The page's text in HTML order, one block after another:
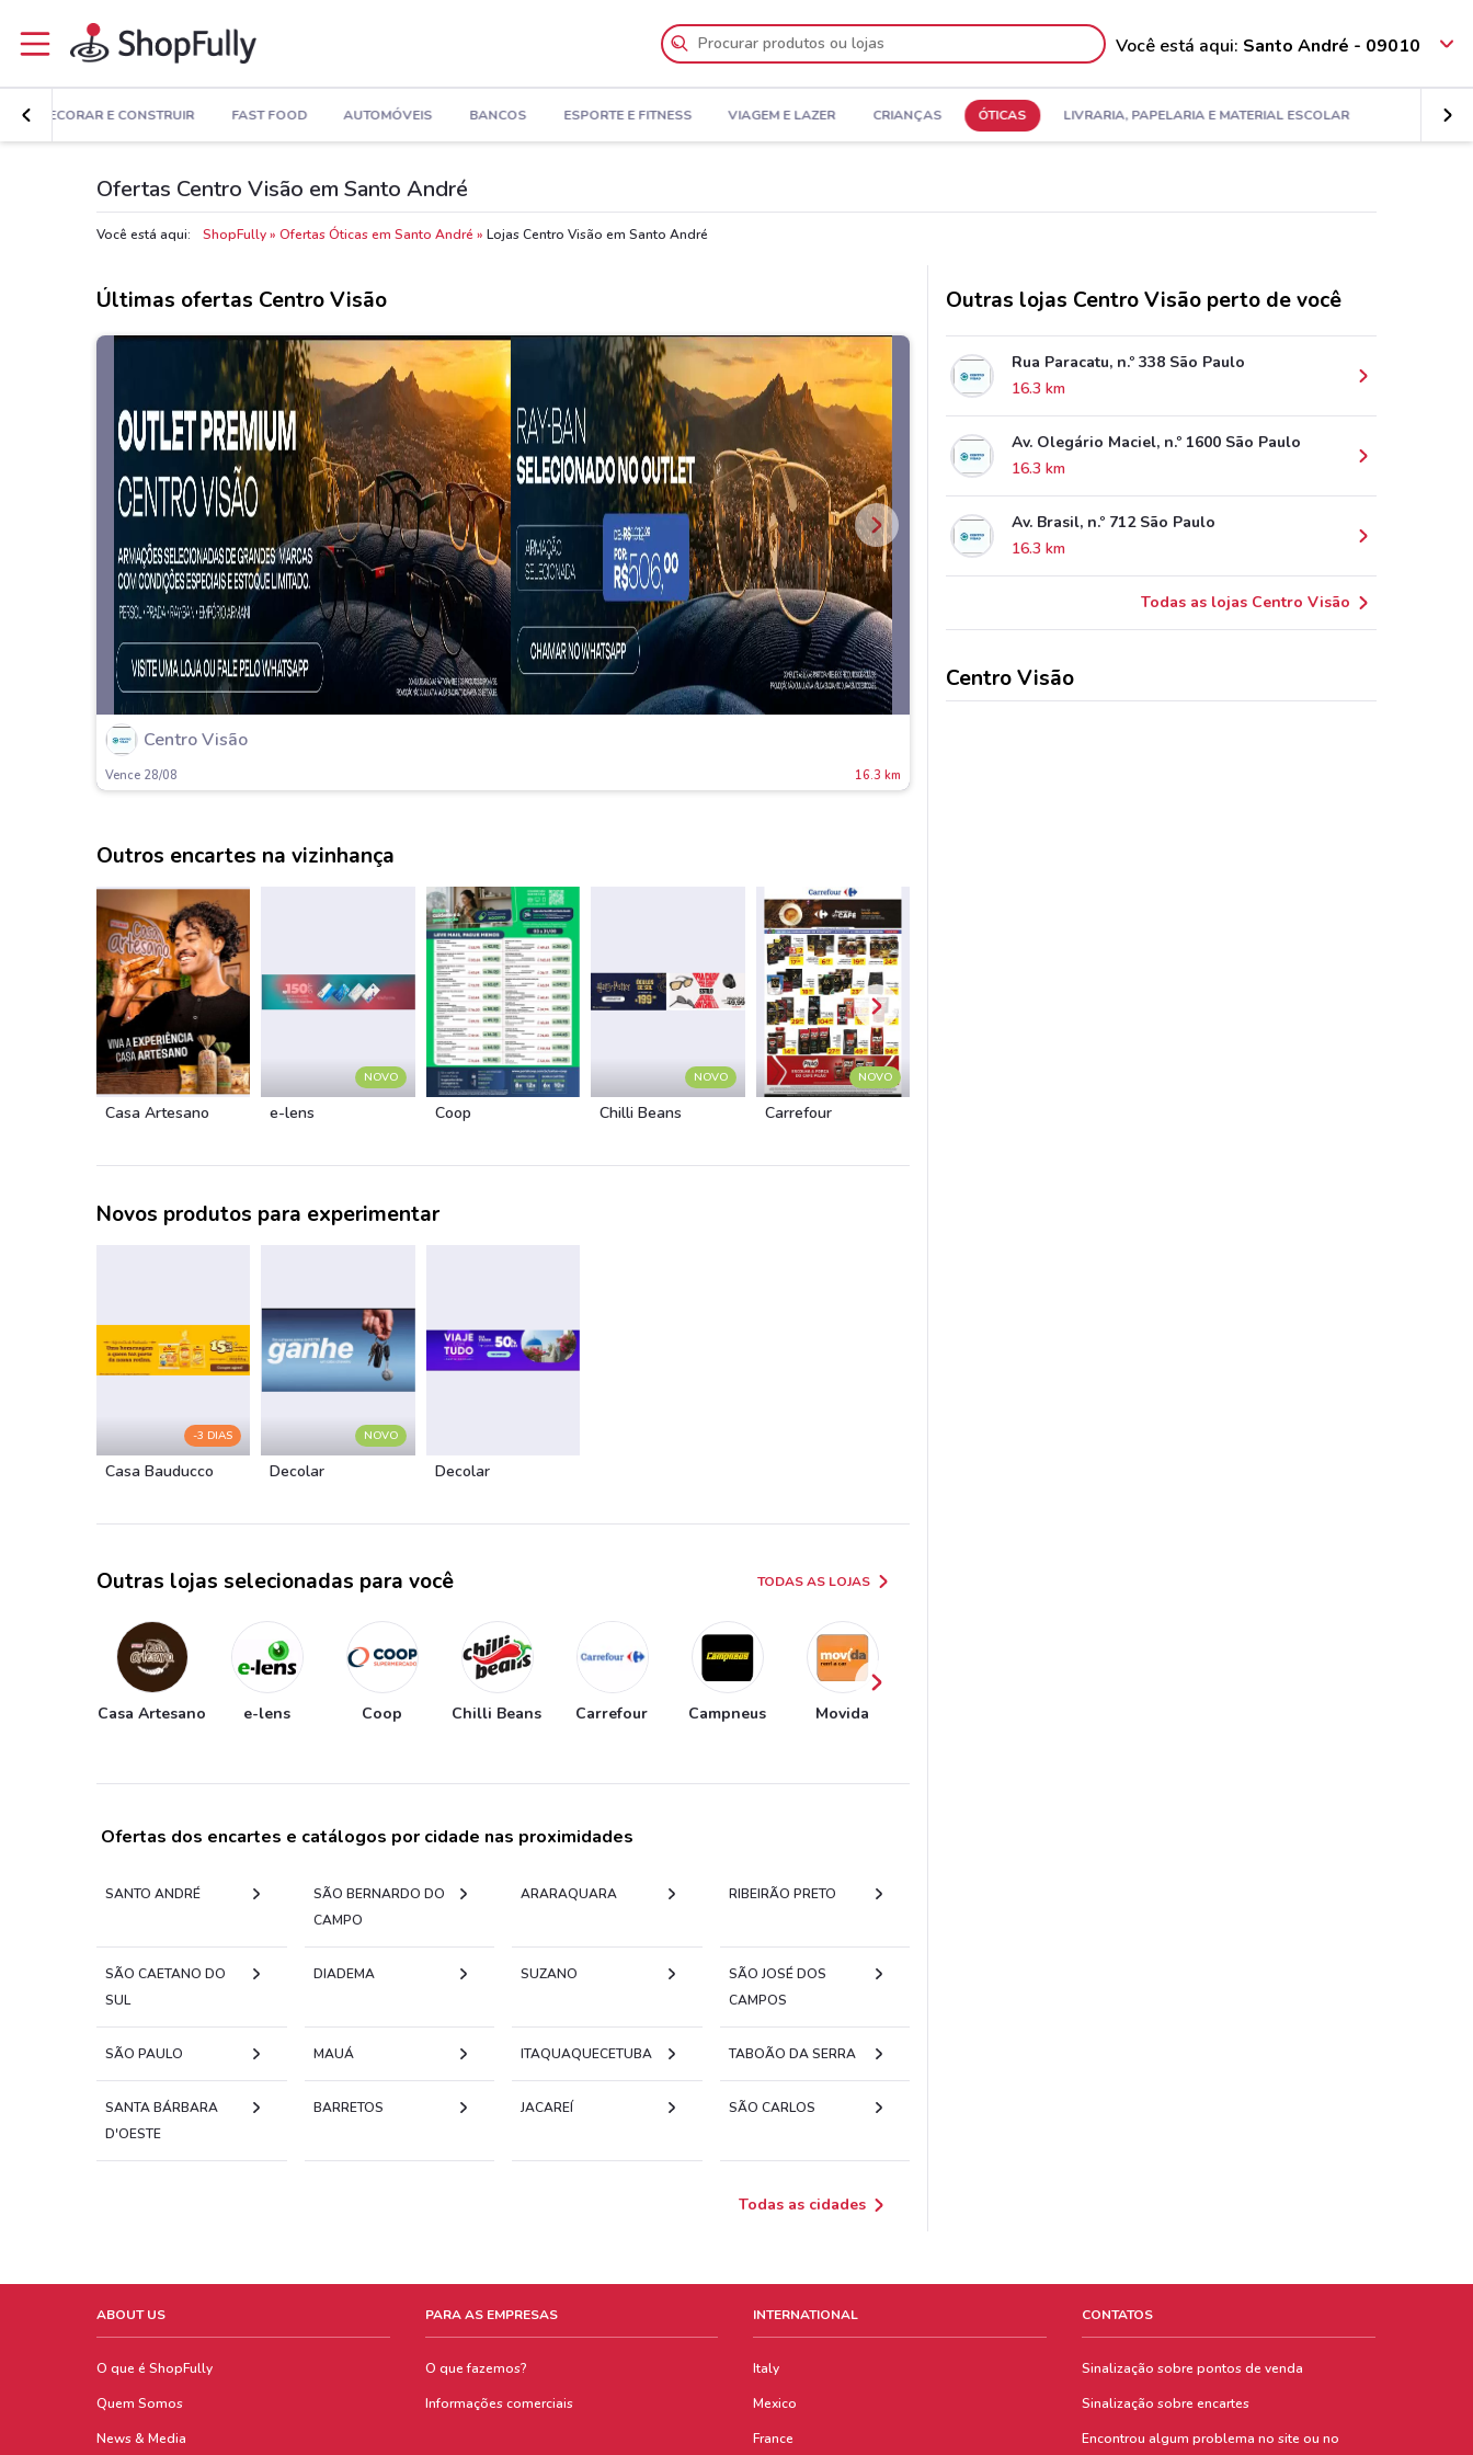
Você está aqui: Santo André - 09010
DECORAR E CONSTRUIR FAST FOOD AUTOMÓVEIS BANCOS ESPORTE E FITNESS VIAGEM E LAZER CRIANÇAS ÓTICAS LIVRARIA, PAPELARIA E MATERIAL ESCOLAR
Ofertas Centro Visão em Santo André
Você está aqui: ShopFully Ofertas Óticas em Santo André Lojas Centro Visão em Santo André
Últimas ofertas Centro Visão
Centro Visão
Vence 28/08 16.3 km
Outros encartes na vizinhança
Casa Artesano
NOVO
e-lens Coop
NOVO
Chilli Beans
NOVO
Carrefour
Novos produtos para experimentar
-3 DIAS
Casa Bauducco
NOVO
Decolar Decolar
Outras lojas selecionadas para você TODAS AS LOJAS
Casa Artesano e-lens Coop Chilli Beans Carrefour Campneus Movida
Ofertas dos encartes e catálogos por cidade nas proximidades
SANTO ANDRÉ
SÃO BERNARDO DO
CAMPO
ARARAQUARA RIBEIRÃO PRETO
SÃO CAETANO DO
SUL
DIADEMA SUZANO
SÃO JOSÉ DOS
CAMPOS
SÃO PAULO MAUÁ ITAQUAQUECETUBA TABOÃO DA SERRA
SANTA BÁRBARA
D'OESTE
BARRETOS JACAREÍ SÃO CARLOS
Todas as cidades
Outras lojas Centro Visão perto de você
Rua Paracatu, n.º 338 São Paulo
16.3 km
Av. Olegário Maciel, n.º 1600 São Paulo
16.3 km
Av. Brasil, n.º 712 São Paulo
16.3 km
Todas as lojas Centro Visão
Centro Visão
ABOUT US
O que é ShopFully
Quem Somos
News & Media
PARA AS EMPRESAS
O que fazemos?
Informações comerciais
INTERNATIONAL
Italy
Mexico
France
CONTATOS
Sinalização sobre pontos de venda
Sinalização sobre encartes
Encontrou algum problema no site ou no